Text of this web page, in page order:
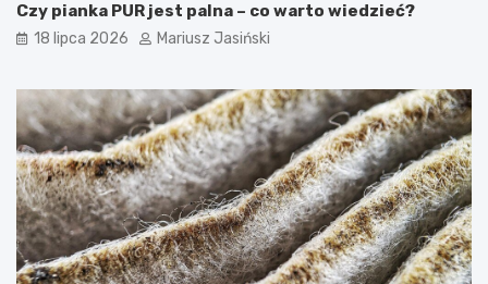
Czy pianka PUR jest palna – co warto wiedzieć?
18 lipca 2026 Mariusz Jasiński